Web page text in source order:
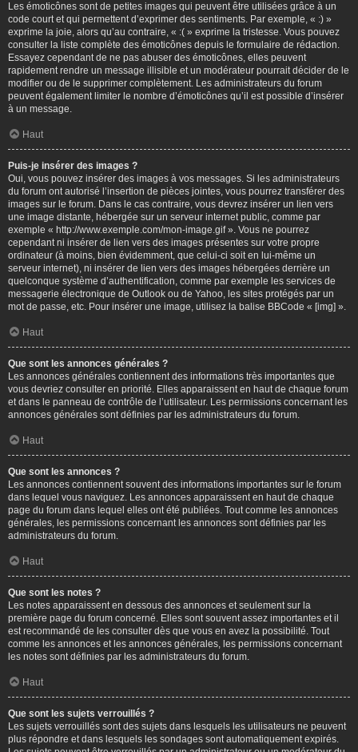
Les émoticônes sont de petites images qui peuvent être utilisées grâce à un
code court et qui permettent d’exprimer des sentiments. Par exemple, « :) »
exprime la joie, alors qu’au contraire, « :( » exprime la tristesse. Vous pouvez
consulter la liste complète des émoticônes depuis le formulaire de rédaction.
Essayez cependant de ne pas abuser des émoticônes, elles peuvent
rapidement rendre un message illisible et un modérateur pourrait décider de le
modifier ou de le supprimer complètement. Les administrateurs du forum
peuvent également limiter le nombre d’émoticônes qu’il est possible d’insérer
à un message.
Haut
Puis-je insérer des images ?
Oui, vous pouvez insérer des images à vos messages. Si les administrateurs
du forum ont autorisé l’insertion de pièces jointes, vous pourrez transférer des
images sur le forum. Dans le cas contraire, vous devrez insérer un lien vers
une image distante, hébergée sur un serveur internet public, comme par
exemple « http://www.exemple.com/mon-image.gif ». Vous ne pourrez
cependant ni insérer de lien vers des images présentes sur votre propre
ordinateur (à moins, bien évidemment, que celui-ci soit en lui-même un
serveur internet), ni insérer de lien vers des images hébergées derrière un
quelconque système d’authentification, comme par exemple les services de
messagerie électronique de Outlook ou de Yahoo, les sites protégés par un
mot de passe, etc. Pour insérer une image, utilisez la balise BBCode « [img] ».
Haut
Que sont les annonces générales ?
Les annonces générales contiennent des informations très importantes que
vous devriez consulter en priorité. Elles apparaissent en haut de chaque forum
et dans le panneau de contrôle de l’utilisateur. Les permissions concernant les
annonces générales sont définies par les administrateurs du forum.
Haut
Que sont les annonces ?
Les annonces contiennent souvent des informations importantes sur le forum
dans lequel vous naviguez. Les annonces apparaissent en haut de chaque
page du forum dans lequel elles ont été publiées. Tout comme les annonces
générales, les permissions concernant les annonces sont définies par les
administrateurs du forum.
Haut
Que sont les notes ?
Les notes apparaissent en dessous des annonces et seulement sur la
première page du forum concerné. Elles sont souvent assez importantes et il
est recommandé de les consulter dès que vous en avez la possibilité. Tout
comme les annonces et les annonces générales, les permissions concernant
les notes sont définies par les administrateurs du forum.
Haut
Que sont les sujets verrouillés ?
Les sujets verrouillés sont des sujets dans lesquels les utilisateurs ne peuvent
plus répondre et dans lesquels les sondages sont automatiquement expirés.